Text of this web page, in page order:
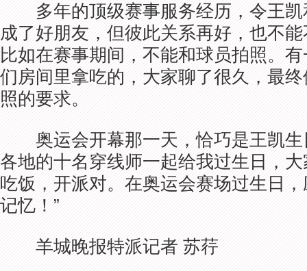
多年的顶级赛事服务经历，令王凯
成了好朋友，但彼此关系再好，也不
比如在赛事期间，不能和球员拍照。
们房间里拿吃的，大家聊了很久，最
照的要求。
奥运会开幕那一天，恰巧是王凯生
各地的十名穿线师一起给我过生日，
吃饭，开派对。在奥运会赛场过生日
记忆！”
羊城晚报特派记者 苏荇